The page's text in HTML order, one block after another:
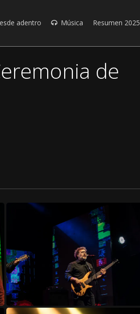
adentro Música Resumen 2025
de